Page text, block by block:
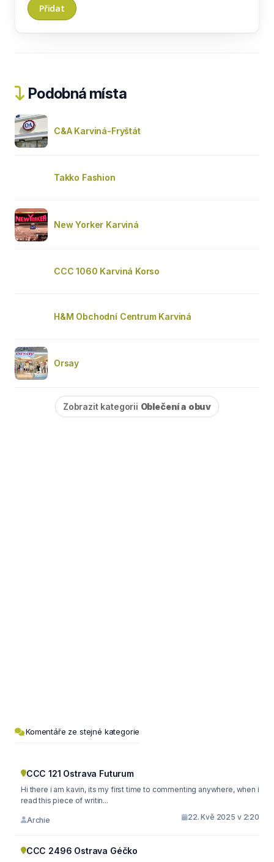
Podobná místa
C&A Karviná-Fryštát
Takko Fashion
New Yorker Karviná
CCC 1060 Karviná Korso
H&M Obchodní Centrum Karviná
Orsay
Zobrazit kategorii Oblečení a obuv
Komentáře ze stejné kategorie
CCC 121 Ostrava Futurum
Hi there i am kavin, its my first time to commenting anywhere, when i
read this piece of writin...
Archie 22. Kvě 2025 v 2:20
CCC 2496 Ostrava Géčko